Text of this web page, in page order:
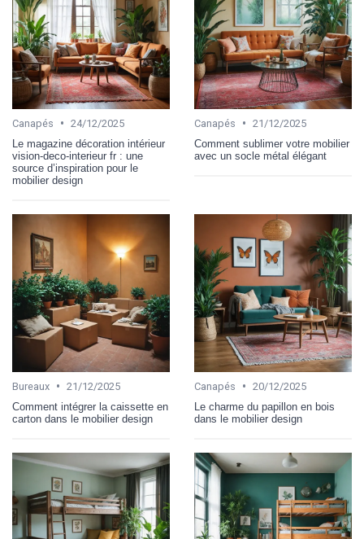
Canapés • 24/12/2025
Le magazine décoration intérieur
vision-deco-interieur fr : une
source d’inspiration pour le
mobilier design
Canapés • 21/12/2025
Comment sublimer votre mobilier
avec un socle métal élégant
Bureaux • 21/12/2025
Comment intégrer la caissette en
carton dans le mobilier design
Canapés • 20/12/2025
Le charme du papillon en bois
dans le mobilier design